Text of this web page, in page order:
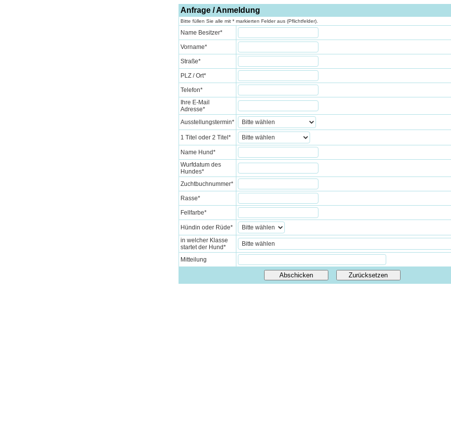
Anfrage / Anmeldung
Bitte füllen Sie alle mit * markierten Felder aus (Pflichtfelder).
Name Besitzer*
Vorname*
Straße*
PLZ / Ort*
Telefon*
Ihre E-Mail
Adresse*
Ausstellungstermin*
1 Titel oder 2 Titel *
Name Hund*
Wurfdatum des
Hundes*
Zuchtbuchnummer*
Rasse*
Fellfarbe*
Hündin oder Rüde*
in welcher Klasse
startet der Hund*
Mitteilung